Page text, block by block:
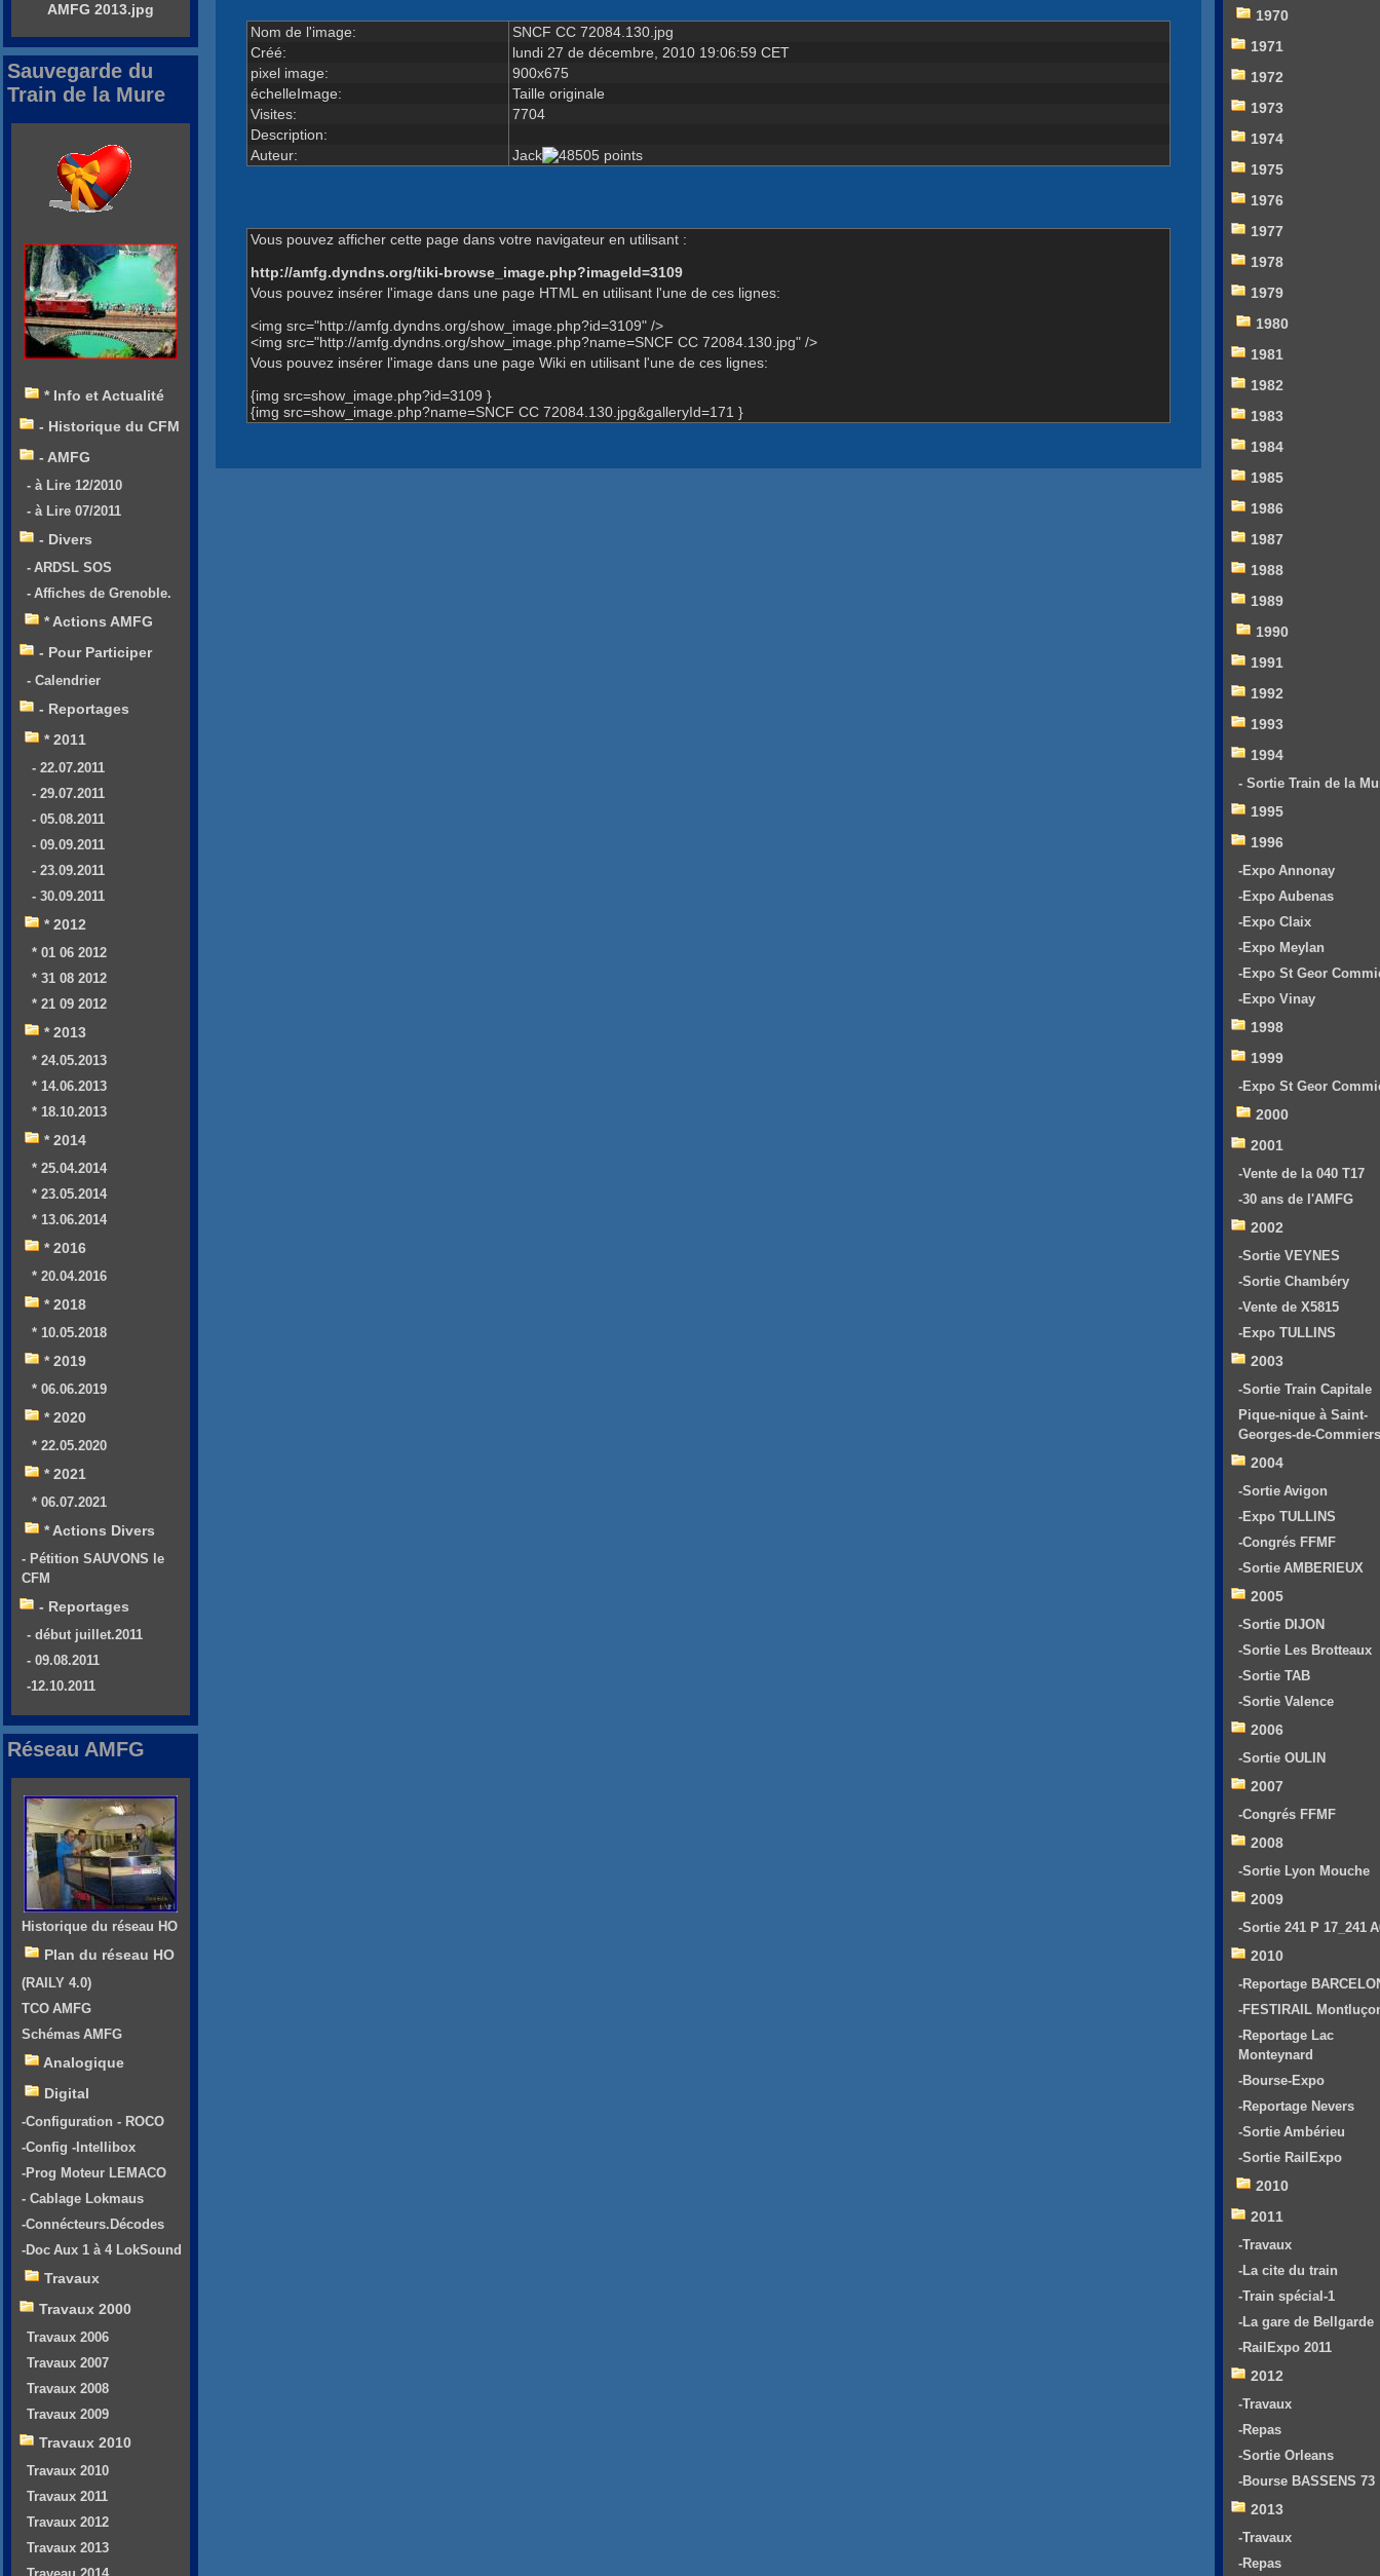
Nom de l'image:
SNCF CC 72084.130.jpg
Créé:
lundi 27 de décembre, 2010 19:06:59 CET
pixel image:
900x675
échelleImage:
Taille originale
Visites:
7704
Description:
Auteur:
Jack
Vous pouvez afficher cette page dans votre navigateur en utilisant :
http://amfg.dyndns.org/tiki-browse_image.php?imageId=3109
Vous pouvez insérer l'image dans une page HTML en utilisant l'une de ces lignes:
<img src="http://amfg.dyndns.org/show_image.php?id=3109" />
<img src="http://amfg.dyndns.org/show_image.php?name=SNCF CC 72084.130.jpg" />
Vous pouvez insérer l'image dans une page Wiki en utilisant l'une de ces lignes:
{img src=show_image.php?id=3109 }
{img src=show_image.php?name=SNCF CC 72084.130.jpg&galleryId=171 }
AMFG 2013.jpg
Sauvegarde du
Train de la Mure
* Info et Actualité
- Historique du CFM
- AMFG
- à Lire 12/2010
- à Lire 07/2011
- Divers
- ARDSL SOS
- Affiches de Grenoble.
* Actions AMFG
- Pour Participer
- Calendrier
- Reportages
* 2011
- 22.07.2011
- 29.07.2011
- 05.08.2011
- 09.09.2011
- 23.09.2011
- 30.09.2011
* 2012
* 01 06 2012
* 31 08 2012
* 21 09 2012
* 2013
* 24.05.2013
* 14.06.2013
* 18.10.2013
* 2014
* 25.04.2014
* 23.05.2014
* 13.06.2014
* 2016
* 20.04.2016
* 2018
* 10.05.2018
* 2019
* 06.06.2019
* 2020
* 22.05.2020
* 2021
* 06.07.2021
* Actions Divers
- Pétition SAUVONS le
CFM
- Reportages
- début juillet.2011
- 09.08.2011
-12.10.2011
Réseau AMFG
Historique du réseau HO
Plan du réseau HO
(RAILY 4.0)
TCO AMFG
Schémas AMFG
Analogique
Digital
-Configuration - ROCO
-Config -Intellibox
-Prog Moteur LEMACO
- Cablage Lokmaus
-Connécteurs.Décodes
-Doc Aux 1 à 4 LokSound
Travaux
Travaux 2000
Travaux 2006
Travaux 2007
Travaux 2008
Travaux 2009
Travaux 2010
Travaux 2010
Travaux 2011
Travaux 2012
Travaux 2013
1970
1971
1972
1973
1974
1975
1976
1977
1978
1979
1980
1981
1982
1983
1984
1985
1986
1987
1988
1989
1990
1991
1992
1993
1994
- Sortie Train de la
1995
1996
-Expo Annonay
-Expo Aubenas
-Expo Claix
-Expo Meylan
-Expo St Geor
-Expo Vinay
1998
1999
-Expo St Geor
2000
2001
-Vente de la 040 T17
-30 ans de l'AMFG
2002
-Sortie VEYNES
-Sortie Chambéry
-Vente de X5815
-Expo TULLINS
2003
-Sortie Train Capitale
Pique-nique à Saint-
Georges-de-Commiers
2004
-Sortie Avigon
-Expo TULLINS
-Congrés FFMF
-Sortie AMBERIEUX
2005
-Sortie DIJON
-Sortie Les Brotteaux
-Sortie TAB
-Sortie Valence
2006
-Sortie OULIN
2007
-Congrés FFMF
2008
-Sortie Lyon Mouche
2009
-Sortie 241 P 17_241
2010
-Reportage
-FESTIRAIL
-Reportage Lac
Monteynard
-Bourse-Expo
-Reportage Nevers
-Sortie Ambérieu
-Sortie RailExpo
2010
2011
-Travaux
-La cite du train
-Train spécial-1
-La gare de Bellgarde
-RailExpo 2011
2012
-Travaux
-Repas
-Sortie Orleans
-Bourse BASSENS 73
2013
-Travaux
-Repas